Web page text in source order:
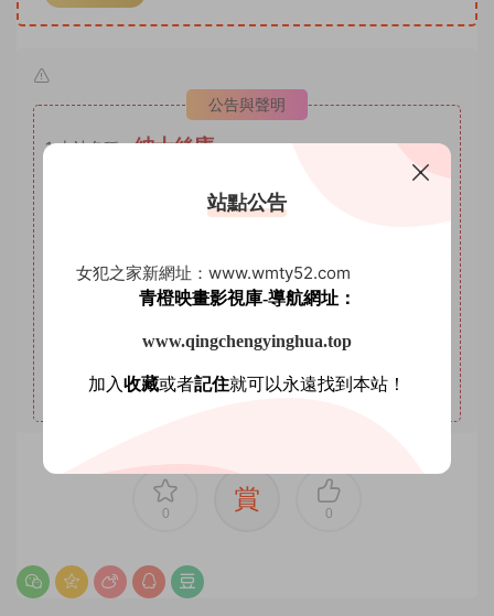
公告與聲明
1本站名稱：紳士絲庫
本站月VIP權限：套圖系列，月VIP可自助補差價升級爲年
本站年VIP權限：套圖系列、AI明星系列。
本站永久VIP權限：套圖系列、AI明星系列、微密圈。
本站支持開通VIP或充值星鑽，星鑽優勢沒有期限限制，
會有贈送優惠，圖省事免登錄可忽略優惠。)
0 賞 0
站點公告
女犯之家新網址：www.wmty52.com
青橙映畫影視庫-導航網址：
www.qingchengyinghua.top
加入收藏或者記住就可以永遠找到本站！